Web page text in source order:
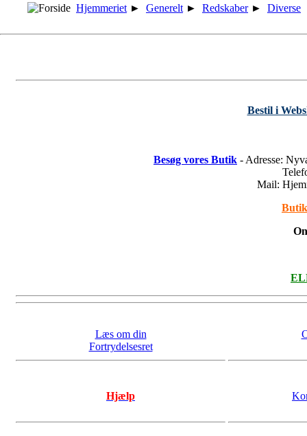
Hjemmeriet ► Generelt ► Redskaber ► Diverse
Bestil i
Besøg vores Butik - Adresse:
Mail:
Læs om din
Fortrydelsesret
Hjælp